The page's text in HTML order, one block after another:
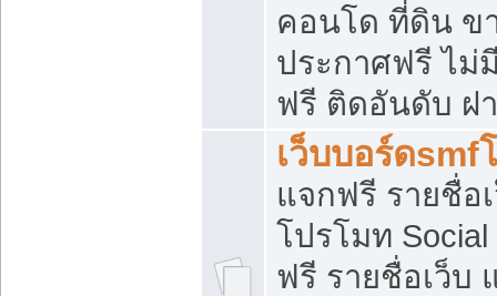
คอนโด ที่ดิน ข
ประกาศฟรี ไม่
ฟรี ติดอันดับ ฝ
เว็บบอร์ดsmf
แจกฟรี รายชื่อ
โปรโมท
ฟรี รายชื่อเว็บ